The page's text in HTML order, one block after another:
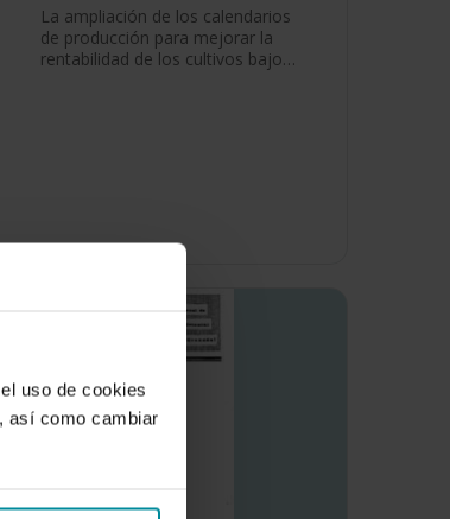
uso de cookies
así como cambiar
La ampliación de los calendarios
de producción para mejorar la
rentabilidad de los cultivos bajo…